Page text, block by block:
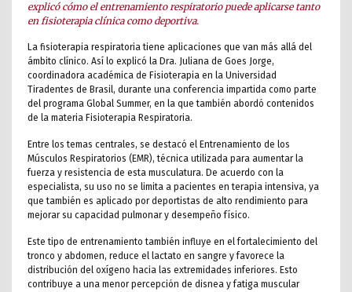
explicó cómo el entrenamiento respiratorio puede aplicarse tanto
en fisioterapia clínica como deportiva.
La fisioterapia respiratoria tiene aplicaciones que van más allá del
ámbito clínico. Así lo explicó la Dra. Juliana de Goes Jorge,
coordinadora académica de Fisioterapia en la Universidad
Tiradentes de Brasil, durante una conferencia impartida como parte
del programa Global Summer, en la que también abordó contenidos
de la materia Fisioterapia Respiratoria.
Entre los temas centrales, se destacó el Entrenamiento de los
Músculos Respiratorios (EMR), técnica utilizada para aumentar la
fuerza y resistencia de esta musculatura. De acuerdo con la
especialista, su uso no se limita a pacientes en terapia intensiva, ya
que también es aplicado por deportistas de alto rendimiento para
mejorar su capacidad pulmonar y desempeño físico.
Este tipo de entrenamiento también influye en el fortalecimiento del
tronco y abdomen, reduce el lactato en sangre y favorece la
distribución del oxígeno hacia las extremidades inferiores. Esto
contribuye a una menor percepción de disnea y fatiga muscular